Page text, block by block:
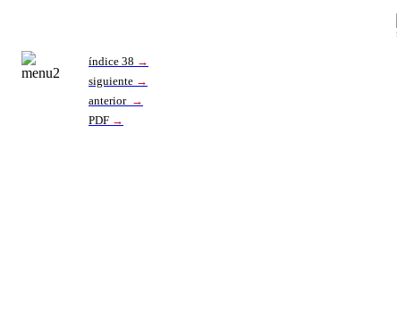
índice 38 →
siguiente →
anterior →
PDF →